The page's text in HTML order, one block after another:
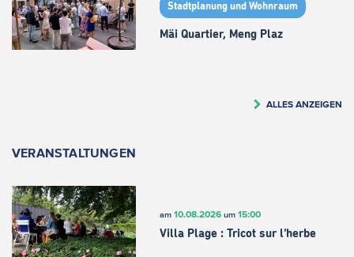
Stadtplanung und Wohnraum
Mäi Quartier, Meng Plaz
ALLES ANZEIGEN
VERANSTALTUNGEN
am 10.08.2026um 15:00
Villa Plage : Tricot sur l’herbe